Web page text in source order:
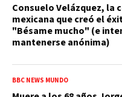
Consuelo Velázquez, la
mexicana que creó el
"Bésame mucho" (e
mantenerse anónima)
BBC NEWS MUNDO